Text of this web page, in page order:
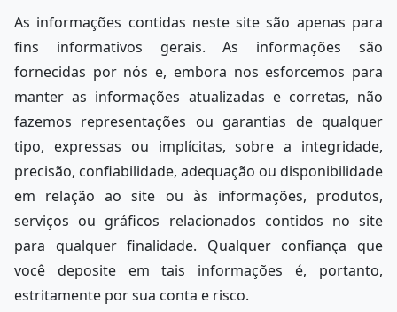
As informações contidas neste site são apenas para
fins informativos gerais. As informações são
fornecidas por nós e, embora nos esforcemos para
manter as informações atualizadas e corretas, não
fazemos representações ou garantias de qualquer
tipo, expressas ou implícitas, sobre a integridade,
precisão, confiabilidade, adequação ou disponibilidade
em relação ao site ou às informações, produtos,
serviços ou gráficos relacionados contidos no site
para qualquer finalidade. Qualquer confiança que
você deposite em tais informações é, portanto,
estritamente por sua conta e risco.